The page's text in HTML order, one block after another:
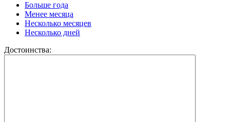
Больше года
Менее месяца
Несколько месяцев
Несколько дней
Достоинства: